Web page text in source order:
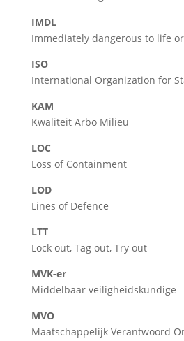
IMDL
Immediately dangerous to life
ISO
International Organization for
KAM
Kwaliteit Arbo Milieu
LOC
Loss of Containment
LOD
Lines of Defence
LTT
Lock out, Tag out, Try out
MVK-er
Middelbaar veiligheidskundige
MVO
Maatschappelijk Verantwoord